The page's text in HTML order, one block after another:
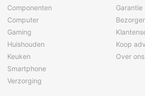
Componenten
Computer
Gaming
Huishouden
Keuken
Smartphone
Verzorging
Garantie
Koop
Over ons